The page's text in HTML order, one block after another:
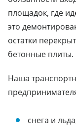
площадок, где
это
остатки
бетонные плиты.
Наша
снега и